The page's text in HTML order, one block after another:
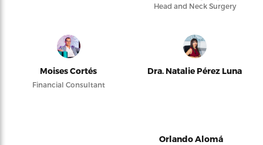
Head and Neck Surgery
Moises Cortés
Financial Consultant
Dra. Natalie Pérez Luna
Orlando Alomá